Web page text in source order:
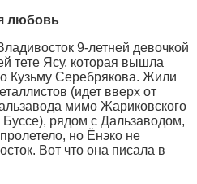
любовь
9-летней девочкой
тете Ясу, которая вышла
Кузьму Серебрякова. Жили
(идет вверх от
мимо Жариковского
Буссе), рядом с Дальзаводом,
но Ёнэко не
Вот что она писала в